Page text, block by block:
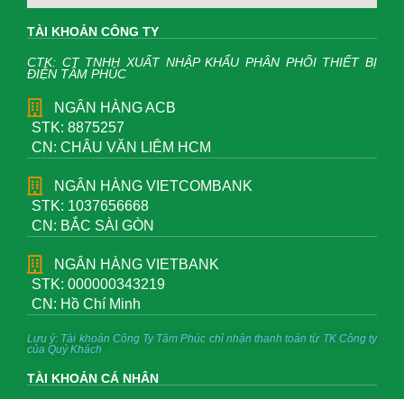
TÀI KHOẢN CÔNG TY
CTK: CT TNHH XUẤT NHẬP KHẨU PHÂN PHỐI THIẾT BỊ
ĐIỆN TÂM PHÚC
NGÂN HÀNG ACB
STK: 8875257
CN: CHÂU VĂN LIÊM HCM
NGÂN HÀNG VIETCOMBANK
STK: 1037656668
CN: BẮC SÀI GÒN
NGÂN HÀNG VIETBANK
STK: 000000343219
CN: Hồ Chí Minh
Lưu ý: Tài khoản Công Ty Tâm Phúc chỉ nhận thanh toán từ TK Công ty
của Quý Khách
TÀI KHOẢN CÁ NHÂN